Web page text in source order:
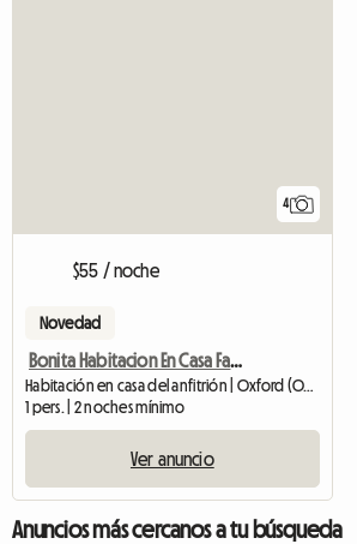
4
$55 / noche
Novedad
Bonita Habitacion En Casa Familiar
Habitación en casa del anfitrión | Oxford (OX1 4QB)
1 pers. | 2 noches mínimo
Ver anuncio
Anuncios más cercanos a tu búsqueda